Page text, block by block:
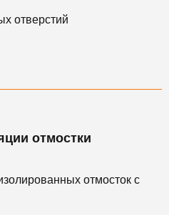
отверстий
отмостки
отмосток с